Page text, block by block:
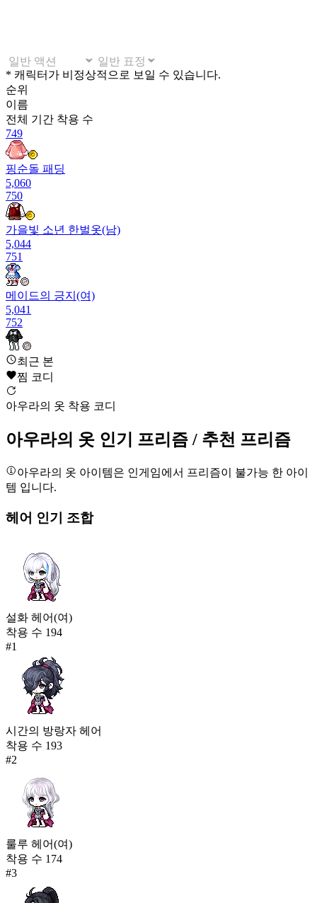
* 캐릭터가 비정상적으로 보일 수 있습니다.
순위
이름
전체 기간 착용 수
749
핑순돌 패딩
5,060
750
가을빛 소년 한벌옷(남)
5,044
751
메이드의 긍지(여)
5,041
752
콘서트 뮤즈 테너(남)
5,021
753
상어는 나다
754
그랜드 마스터 유니폼
4,983
755
다람곰 소녀 단원(여)
4,966
757
달달 초코 말차(여)
4,960
메이플 사커 컴페티션 유니폼
4,949
퀸 오브 테네브라(여)
4,932
궁정 예술가(여)
4,921
마법학교 보라 교복(남)
4,918
최근 본
찜 코디
아우라의 옷 착용 코디
아우라의 옷 인기 프리즘 / 추천 프리즘
아우라의 옷 아이템은 인게임에서 프리즘이 불가능 한 아이
템 입니다.
헤어 인기 조합
설화 헤어(여)
착용 수 194
#1
시간의 방랑자 헤어
착용 수 193
#2
룰루 헤어(여)
착용 수 174
#3